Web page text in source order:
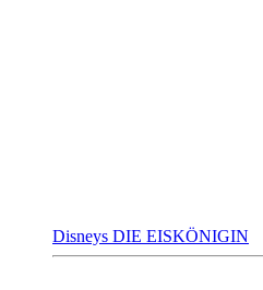
Disneys DIE EISKÖNIGIN